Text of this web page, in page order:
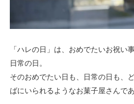
「ハレの日」は、おめでたいお祝い
日常の日。
そのおめでたい日も、日常の日も、
ばにいられるようなお菓子屋さんであ